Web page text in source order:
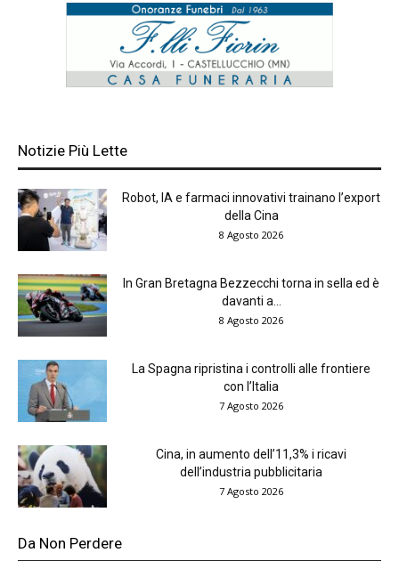
Notizie Più Lette
Robot, IA e farmaci innovativi trainano l’export
della Cina
8 Agosto 2026
In Gran Bretagna Bezzecchi torna in sella ed è
davanti a...
8 Agosto 2026
La Spagna ripristina i controlli alle frontiere
con l’Italia
7 Agosto 2026
Cina, in aumento dell’11,3% i ricavi
dell’industria pubblicitaria
7 Agosto 2026
Da Non Perdere